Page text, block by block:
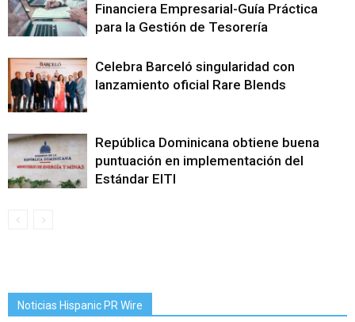
Financiera Empresarial-Guía Práctica
para la Gestión de Tesorería
Celebra Barceló singularidad con
lanzamiento oficial Rare Blends
República Dominicana obtiene buena
puntuación en implementación del
Estándar EITI
Noticias Hispanic PR Wire